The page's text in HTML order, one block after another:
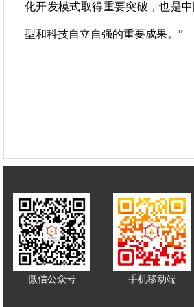
化开发模式取得重要突破，也是
型和科技自立自强的重要成果。”
微信公众号 手机移动端